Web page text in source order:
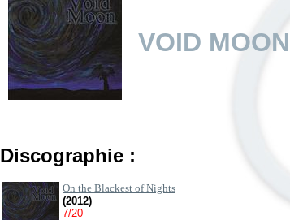
VOID MOON
Discographie :
On the Blackest of Nights
(2012)
7/20